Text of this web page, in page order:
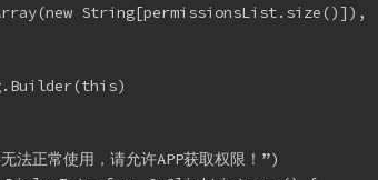
String[permissionsList.size()]),
正常使用，请允许APP获取权限！”)